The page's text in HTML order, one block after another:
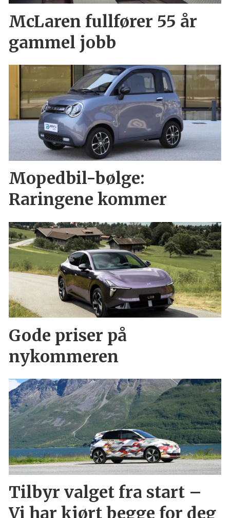
McLaren fullfører 55 år
gammel jobb
Mopedbil-bølge:
Raringene kommer
Gode priser på
nykommeren
Tilbyr valget fra start –
Vi har kjørt begge for deg